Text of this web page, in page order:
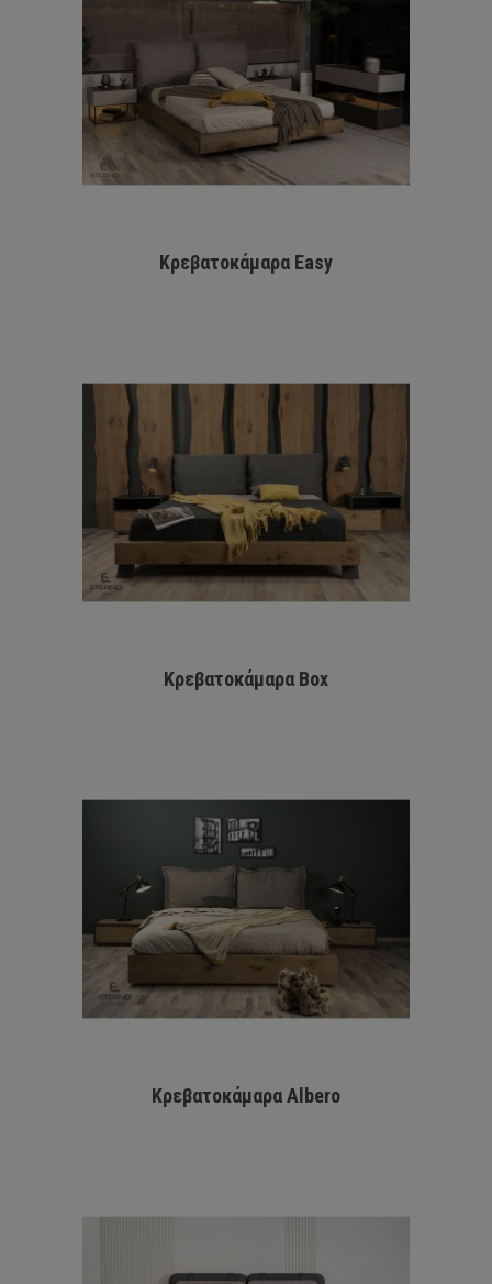
Κρεβατοκάμαρα Easy
Κρεβατοκάμαρα Box
Κρεβατοκάμαρα Albero